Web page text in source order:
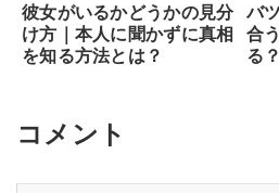
彼女がいるかどうかの見分
け方｜本人に聞かずに真相
を知る方法とは？
バ
合
る？
コメント